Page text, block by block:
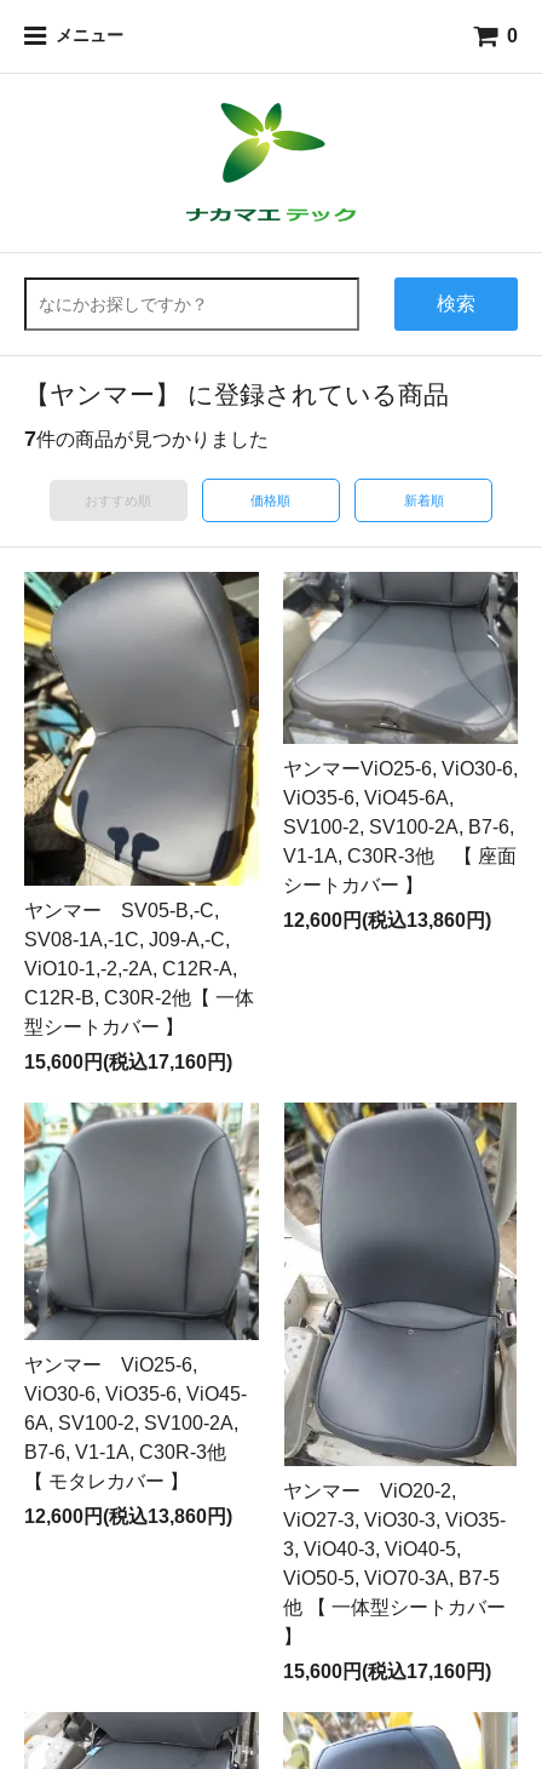
メニュー 0
検索
【ヤンマー】 に登録されている商品
7件の商品が見つかりました
おすすめ順 価格順 新着順
ヤンマー SV05-B,-C,
SV08-1A,-1C, J09-A,-C,
ViO10-1,-2,-2A, C12R-A,
C12R-B, C30R-2他【 一体
型シートカバー 】
15,600円(税込17,160円)
ヤンマーViO25-6, ViO30-6,
ViO35-6, ViO45-6A,
SV100-2, SV100-2A, B7-6,
V1-1A, C30R-3他 【 座面
シートカバー 】
12,600円(税込13,860円)
ヤンマー ViO25-6,
ViO30-6, ViO35-6, ViO45-
6A, SV100-2, SV100-2A,
B7-6, V1-1A, C30R-3他
【 モタレカバー 】
12,600円(税込13,860円)
ヤンマー ViO20-2,
ViO27-3, ViO30-3, ViO35-
3, ViO40-3, ViO40-5,
ViO50-5, ViO70-3A, B7-5
他 【 一体型シートカバー
】
15,600円(税込17,160円)